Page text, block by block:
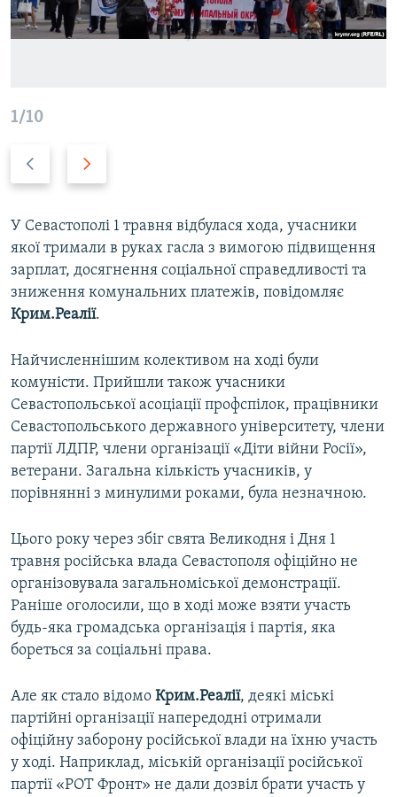
ВІДЕОУРОКИ «ELIFBE»
ІНФОГРАФІКА
Русский
ДОЛУЧАЙСЯ!
1/10
Previous
Next
У Севастополі 1 травня відбулася хода, учасники
якої тримали в руках гасла з вимогою підвищення
зарплат, досягнення соціальної справедливості та
зниження комунальних платежів, повідомляє
Крим.Реалії.
Найчисленнішим колективом на ході були
комуністи. Прийшли також учасники
Севастопольської асоціації профспілок, працівники
Севастопольського державного університету, члени
партії ЛДПР, члени організації «Діти війни Росії»,
ветерани. Загальна кількість учасників, у
порівнянні з минулими роками, була незначною.
Цього року через збіг свята Великодня і Дня 1
травня російська влада Севастополя офіційно не
організовувала загальноміської демонстрації.
Раніше оголосили, що в ході може взяти участь
будь-яка громадська організація і партія, яка
бореться за соціальні права.
Але як стало відомо Крим.Реалії, деякі міські
партійні організації напередодні отримали
офіційну заборону російської влади на їхню участь
у ході. Наприклад, міській організації російської
партії «РОТ Фронт» не дали дозвіл брати участь у